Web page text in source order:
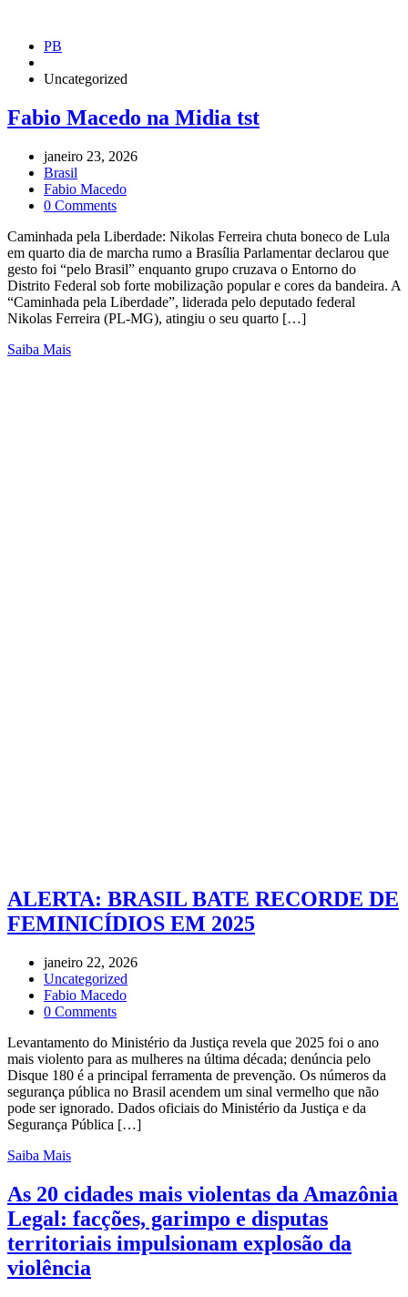
PB
Uncategorized
Fabio Macedo na Midia tst
janeiro 23, 2026
Brasil
Fabio Macedo
0 Comments
Caminhada pela Liberdade: Nikolas Ferreira chuta boneco de Lula
em quarto dia de marcha rumo a Brasília Parlamentar declarou que
gesto foi “pelo Brasil” enquanto grupo cruzava o Entorno do
Distrito Federal sob forte mobilização popular e cores da bandeira. A
“Caminhada pela Liberdade”, liderada pelo deputado federal
Nikolas Ferreira (PL-MG), atingiu o seu quarto […]
Saiba Mais
ALERTA: BRASIL BATE RECORDE DE
FEMINICÍDIOS EM 2025
janeiro 22, 2026
Uncategorized
Fabio Macedo
0 Comments
Levantamento do Ministério da Justiça revela que 2025 foi o ano
mais violento para as mulheres na última década; denúncia pelo
Disque 180 é a principal ferramenta de prevenção. Os números da
segurança pública no Brasil acendem um sinal vermelho que não
pode ser ignorado. Dados oficiais do Ministério da Justiça e da
Segurança Pública […]
Saiba Mais
As 20 cidades mais violentas da Amazônia
Legal: facções, garimpo e disputas
territoriais impulsionam explosão da
violência